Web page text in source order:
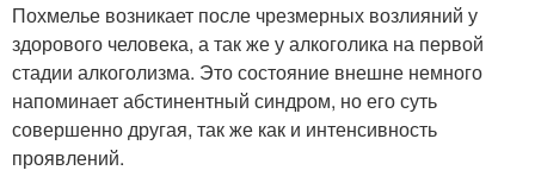
Похмелье возникает после чрезмерных возлияний у
здорового человека, а так же у алкоголика на первой
стадии алкоголизма. Это состояние внешне немного
напоминает абстинентный синдром, но его суть
совершенно другая, так же как и интенсивность
проявлений.